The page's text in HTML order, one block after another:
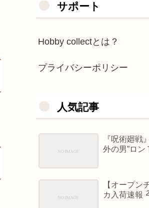
サポート
Hobby collectとは？
プライバシーポリシー
人気記事
『呪術廻
外の男”ロン
【オープン
カ入荷速報